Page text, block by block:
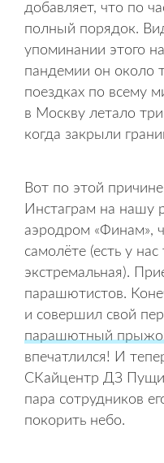
добавляет, что по
полный порядок.
упоминании этого
пандемии он около
поездках по всему
в Москву летало
когда закрыли
Вот по этой
Инстаграм на нашу
аэродром «Финам»,
самолёте (есть у
экстремальная).
парашютистов.
и совершил свой
парашютный
впечатлился! И
СКайцентр ДЗ
пара сотрудников
покорить небо.